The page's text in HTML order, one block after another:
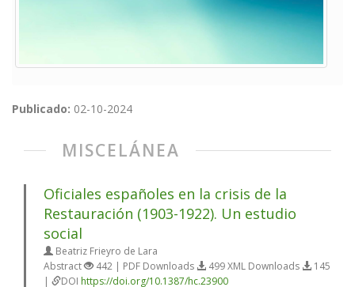
Publicado: 02-10-2024
MISCELÁNEA
Oficiales españoles en la crisis de la
Restauración (1903-1922). Un estudio
social
Beatriz Frieyro de Lara
Abstract
442 | PDF Downloads 499 XML Downloads
145
|
DOI https://doi.org/10.1387/hc.23900